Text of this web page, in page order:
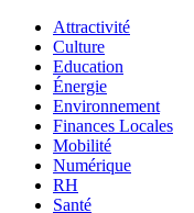
Attractivité
Culture
Education
Énergie
Environnement
Finances Locales
Mobilité
Numérique
RH
Santé